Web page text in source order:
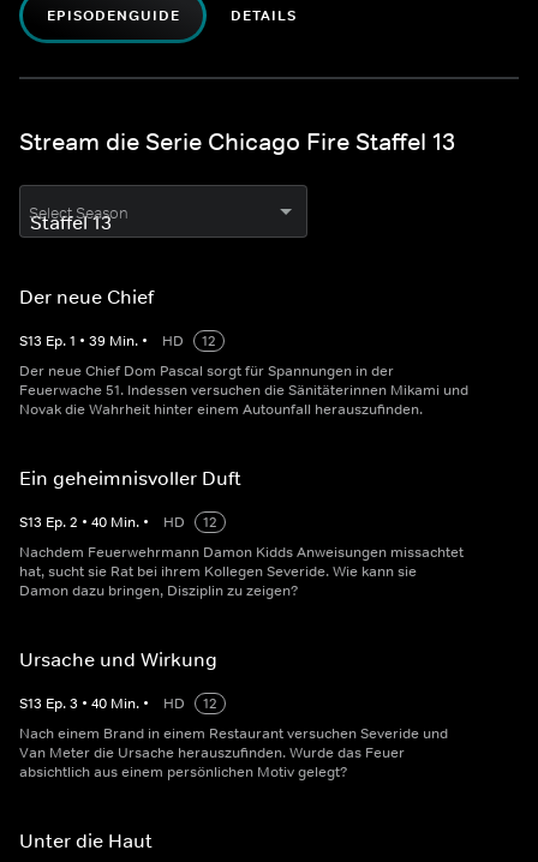
EPISODENGUIDE DETAILS
Stream die Serie Chicago Fire Staffel 13
Select Season
Der neue Chief
S13 Ep.1 • 39 Min. • HD
12
Der neue Chief Dom Pascal sorgt für Spannungen in der
Feuerwache 51. Indessen versuchen die Sänitäterinnen Mikami und
Novak die Wahrheit hinter einem Autounfall herauszufinden.
Ein geheimnisvoller Duft
S13 Ep.2 • 40 Min. • HD
12
Nachdem Feuerwehrmann Damon Kidds Anweisungen missachtet
hat, sucht sie Rat bei ihrem Kollegen Severide. Wie kann sie
Damon dazu bringen, Disziplin zu zeigen?
Ursache und Wirkung
S13 Ep.3 • 40 Min. • HD
12
Nach einem Brand in einem Restaurant versuchen Severide und
Van Meter die Ursache herauszufinden. Wurde das Feuer
absichtlich aus einem persönlichen Motiv gelegt?
Unter die Haut